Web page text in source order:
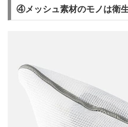
④メッシュ素材のモノは衛